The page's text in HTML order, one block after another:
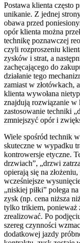
Postawa klienta często
unikanie. Z jednej
obawa przed
opór klienta można
technikę poznawczej
czyli rozproszeniu
zysków i strat, a
zachęcającego do
działanie tego
zamiast w złotówkach,
klienta wywołana
znajdują rozwiązanie w
zastosowanie techniki
zmniejszyć opór i
Wiele spośród technik
skuteczne w wypadku
kontrowersje etyczne.
drzwiach”, „drzwi
opierają się na
wcześniejsze
„niskiej piłki” polega
zysk (np. cena niższa
tylko trikiem, ponieważ
zrealizować. Po
szereg czynności
dodatkowej jazdy